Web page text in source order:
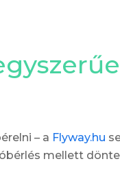
– a Flyway.hu
mellett